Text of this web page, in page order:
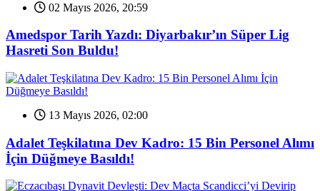
02 Mayıs 2026, 20:59
Amedspor Tarih Yazdı: Diyarbakır’ın Süper Lig
Hasreti Son Buldu!
13 Mayıs 2026, 02:00
Adalet Teşkilatına Dev Kadro: 15 Bin Personel Alımı
İçin Düğmeye Basıldı!